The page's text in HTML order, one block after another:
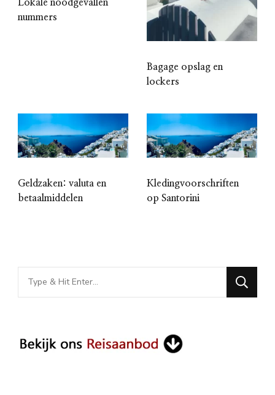
Lokale noodgevallen
nummers
Bagage opslag en
lockers
Geldzaken: valuta en
betaalmiddelen
Kledingvoorschriften
op Santorini
Looking
for